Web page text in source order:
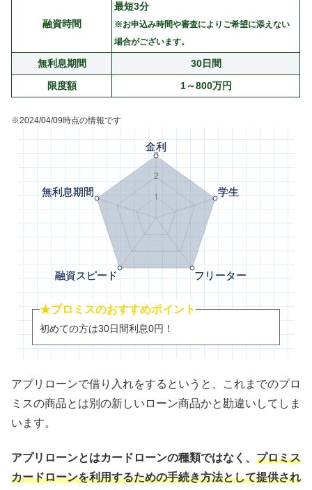
融資時間
最短3分
※お申込み時間や審査によりご希望に添えない
場合がございます。
無利息期間
30日間
限度額
1～800万円
※2024/04/09時点の情報です
★プロミスのおすすめポイント
初めての方は30日間利息0円！
アプリローンで借り入れをするというと、これまでのプロ
ミスの商品とは別の新しいローン商品かと勘違いしてしま
います。
アプリローンとはカードローンの種類ではなく、 プロミス
カードローンを利用するための手続き方法として提供され